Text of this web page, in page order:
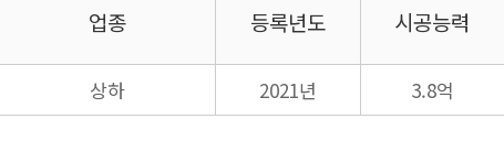
업종 등록년도 시공능력
상하 2021년 3.8억